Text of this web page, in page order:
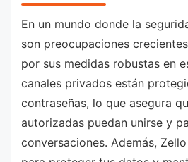
En un mundo donde la
son preocupaciones
por sus medidas robustas en
canales privados están
contraseñas, lo que asegura
autorizadas puedan unirse y
conversaciones. Además,